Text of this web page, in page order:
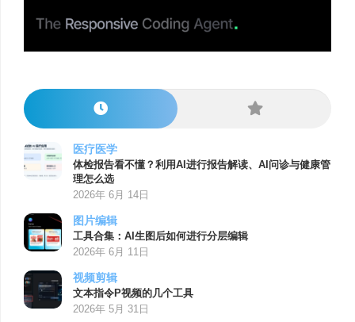
医疗医学
体检报告看不懂？利用AI进行报告解读、AI问诊与健康管
理怎么选
2026年 6月 14日
图片编辑
工具合集：AI生图后如何进行分层编辑
2026年 6月 11日
视频剪辑
文本指令P视频的几个工具
2026年 5月 31日